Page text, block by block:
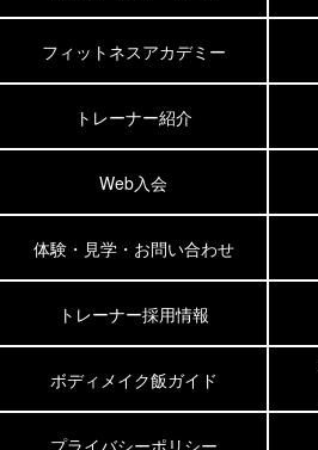
フィットネスアカデミー
トレーナー紹介
Web入会
体験・見学・お問い合わせ
トレーナー採用情報
ボディメイク飯ガイド